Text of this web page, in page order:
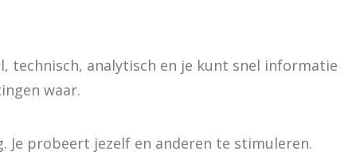
technisch, analytisch en je kunt snel informatie
waar.
Je probeert jezelf en anderen te stimuleren.